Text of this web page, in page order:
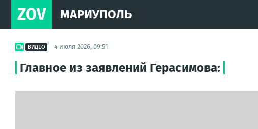
ZOV МАРИУПОЛЬ
ВИДЕО 4 июля 2026, 09:51
Главное из заявлений Герасимова: